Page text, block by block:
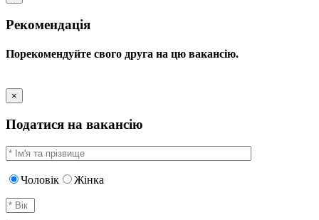
Рекомендація
Порекомендуйте свого друга на цю вакансію.
×
Податися на вакансію
Чоловік Жінка